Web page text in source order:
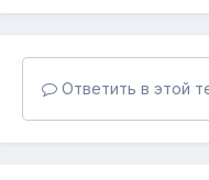
Ответить в этой